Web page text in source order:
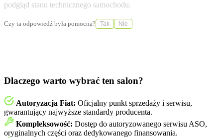
podgląd stanu technicznego samochodu.
Czy ta odpowiedź była pomocna? Tak Nie
Dlaczego warto wybrać ten salon?
Autoryzacja Fiat: Oficjalny punkt sprzedaży i serwisu,
gwarantujący najwyższe standardy producenta.
Kompleksowość: Dostęp do autoryzowanego serwisu ASO,
oryginalnych części oraz dedykowanego finansowania.